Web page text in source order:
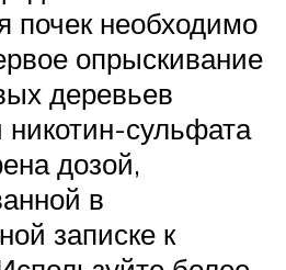
почек необходимо
опрыскивание
деревьев
никотин-сульфата
дозой,
в
записке к